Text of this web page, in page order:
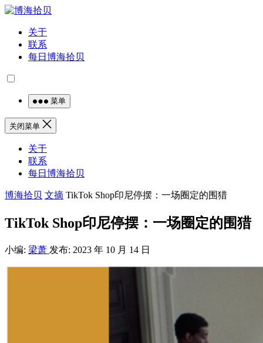
关于
联系
每日博海拾贝
菜单
关闭菜单
关于
联系
每日博海拾贝
博海拾贝 文摘 TikTok Shop印尼停摆：一场圈定的围猎
TikTok Shop印尼停摆：一场圈定的围猎
小编: 梁萧 发布: 2023 年 10 月 14 日